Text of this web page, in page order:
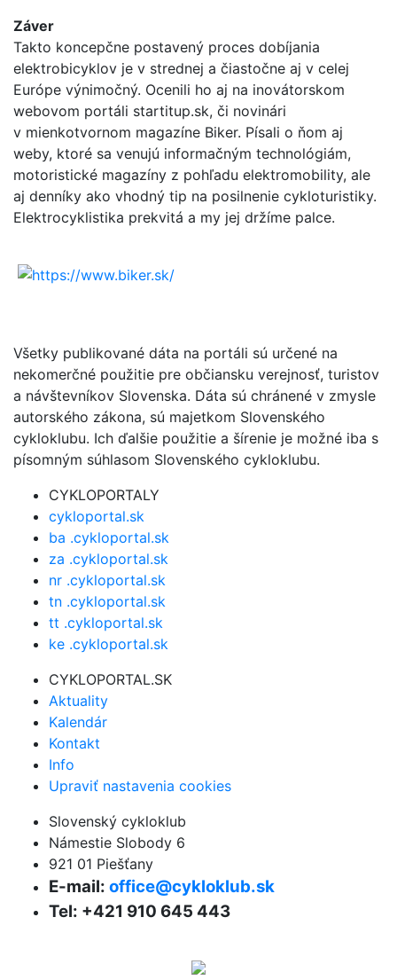
Záver
Takto koncepčne postavený proces dobíjania
elektrobicyklov je v strednej a čiastočne aj v celej
Európe výnimočný. Ocenili ho aj na inovátorskom
webovom portáli startitup.sk, či novinári
v mienkotvornom magazíne Biker. Písali o ňom aj
weby, ktoré sa venujú informačným technológiám,
motoristické magazíny z pohľadu elektromobility, ale
aj denníky ako vhodný tip na posilnenie cykloturistiky.
Elektrocyklistika prekvitá a my jej držíme palce.
Všetky publikované dáta na portáli sú určené na
nekomerčné použitie pre občiansku verejnosť, turistov
a návštevníkov Slovenska. Dáta sú chránené v zmysle
autorského zákona, sú majetkom Slovenského
cykloklubu. Ich ďalšie použitie a šírenie je možné iba s
písomným súhlasom Slovenského cykloklubu.
CYKLOPORTALY
cykloportal.sk
ba .cykloportal.sk
za .cykloportal.sk
nr .cykloportal.sk
tn .cykloportal.sk
tt .cykloportal.sk
ke .cykloportal.sk
CYKLOPORTAL.SK
Aktuality
Kalendár
Kontakt
Info
Upraviť nastavenia cookies
Slovenský cykloklub
Námestie Slobody 6
921 01 Piešťany
E-mail: office@cykloklub.sk
Tel: +421 910 645 443